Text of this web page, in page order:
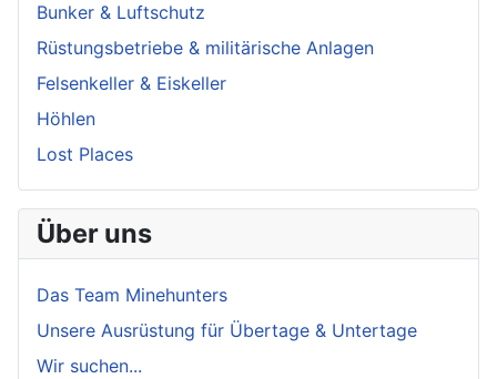
Bunker & Luftschutz
Rüstungsbetriebe & militärische Anlagen
Felsenkeller & Eiskeller
Höhlen
Lost Places
Über uns
Das Team Minehunters
Unsere Ausrüstung für Übertage & Untertage
Wir suchen...